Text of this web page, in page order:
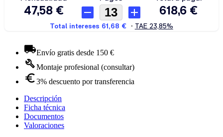
Envío gratis desde 150 €
Montaje profesional (consultar)
3% descuento por transferencia
Descripción
Ficha técnica
Documentos
Valoraciones